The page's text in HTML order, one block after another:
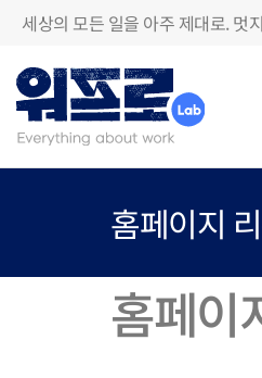
세상의 모든 일을 아주 제대로. 멋
홈페이지
홈페이